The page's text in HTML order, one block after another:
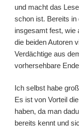
und macht das
schon ist. Bereits
insgesamt fest, wie
die beiden Autoren
Verdächtige aus
vorhersehbare
Ich selbst habe
Es ist von Vorteil
haben, da man
bereits kennt und